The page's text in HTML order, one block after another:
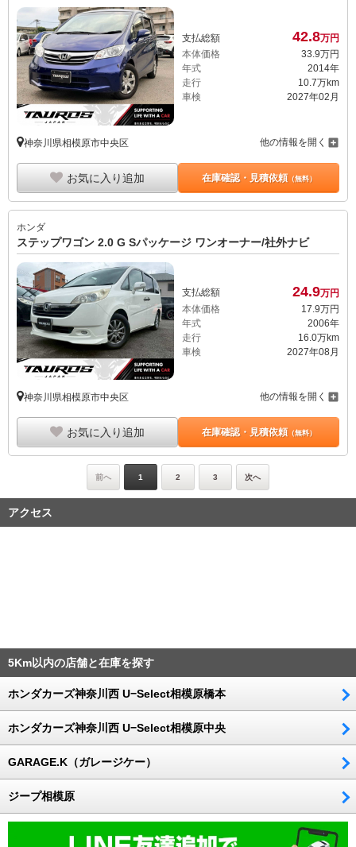
支払総額 42.8万円
本体価格
33.9万円
年式
2014年
走行
10.7万km
車検
2027年02月
神奈川県相模原市中央区 他の情報を開く
お気に入り追加 在庫確認・見積依頼（無料）
ホンダ
ステップワゴン 2.0 G Sパッケージ ワンオーナー/社外ナビ
支払総額 24.9万円
本体価格
17. 9万円
年式
2006年
走行
16.0万km
車検
2027年08月
神奈川県相模原市中央区 他の情報を開く
お気に入り追加 在庫確認・見積依頼（無料）
前へ 1 2 3 次へ
アクセス
5Km以内の店舗と在庫を探す
ホンダカーズ神奈川西 U−Select相模原橋本
ホンダカーズ神奈川西 U−Select相模原中央
GARAGE.K（ガレージケー）
ジープ相模原